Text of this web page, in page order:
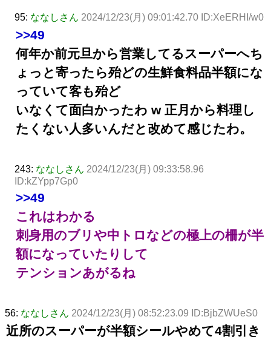
95: ななしさん 2024/12/23(月) 09:01:42.70 ID:XeERHI/w0
>>49
何年か前元旦から営業してるスーパーへち
ょっと寄ったら殆どの生鮮食料品半額にな
っていて客も殆ど
いなくて面白かったわ w 正月から料理し
たくない人多いんだと改めて感じたわ。
243: ななしさん 2024/12/23(月) 09:33:58.96
ID:kZYpp7Gp0
>>49
これはわかる
刺身用のブリや中トロなどの極上の柵が半
額になっていたりして
テンションあがるね
56: ななしさん 2024/12/23(月) 08:52:23.09 ID:BjbZWUeS0
近所のスーパーが半額シールやめて4割引き